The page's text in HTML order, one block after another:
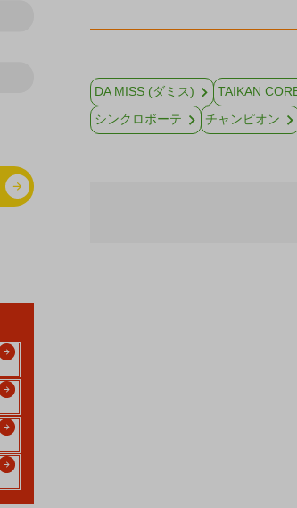
DA MISS (ダミス) TAIKAN
シンクロボーテ
チャンピオン